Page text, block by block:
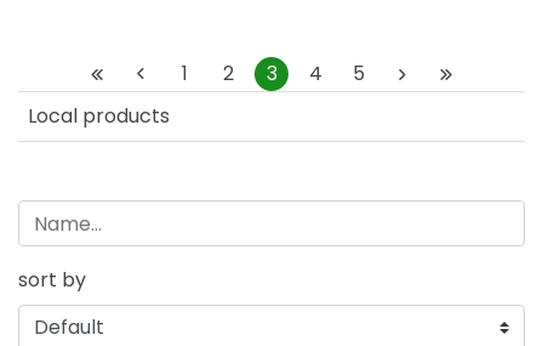
1 2 3 4
5
Local products
sort by